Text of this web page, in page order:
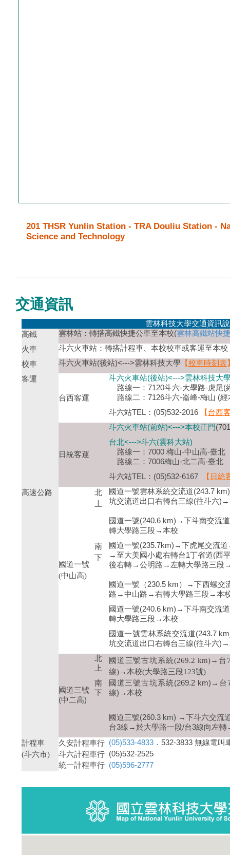
201 THSR Yunlin Station - TRA Douliu Station -
Science and Technology
交通資訊
雲林科技大學交通資訊
高鐵
雲林站：轉搭高鐵快捷公車至本校(雲林高鐵站快
火車
斗六火車站：轉搭計程車、本校校車或客運至本校
校車
斗六火車站(後站)<--->雲林科技大學【校車時刻表
客運
台西客運
斗六火車站(後站)<--->雲林科技大
路線一：7120斗六-大學路-虎尾(
路線二：7126斗六-崙峰-梅山 (經
斗六站TEL：(05)532-2016
【 台西
日統客運
斗六火車站(前站)<--->本校正門
台北<--->斗六(雲科大站)
路線一：7000 梅山-中山高-臺北
路線二：7006梅山-北二高-臺北
斗六站TEL：(05)532-6167
【 日統
高速公路
國道一號
(中山高)
北
上
國道一號雲林系統交流道(243.7
坑交流道出口右轉台三線(往斗六
國道一號(240.6 km)→下斗南交
轉大學路三段→本校
南
下
國道一號(235.7km)→下虎尾交流
→至大美國小處右轉台1丁省道(西
後右轉→公明路→左轉大學路三段
國道一號（230.5 km）→下西螺
路→中山路→右轉大學路三段→本
國道一號(240.6 km)→下斗南交
轉大學路三段→本校
國道一號雲林系統交流道(243.7
坑交流道出口右轉台三線(往斗六
國道三號
(中二高)
北
上
國道三號古坑系統(269.2 km)→
線)→本校(大學路三段123號)
南
下
國道三號古坑系統(269.2 km)→
線)→本校
國道三號(260.3 km) →下斗六交
台3線→於大學路一段/台3線向左
計程車
(斗六市)
久安計程車行 (05)533-4833．532-3833 無線電叫
斗六計程車行 (05)532-2525
統一計程車行 (05)596-2777